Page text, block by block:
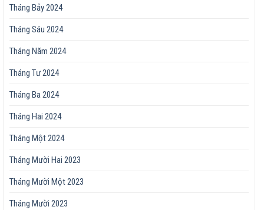
Tháng Bảy 2024
Tháng Sáu 2024
Tháng Năm 2024
Tháng Tư 2024
Tháng Ba 2024
Tháng Hai 2024
Tháng Một 2024
Tháng Mười Hai 2023
Tháng Mười Một 2023
Tháng Mười 2023